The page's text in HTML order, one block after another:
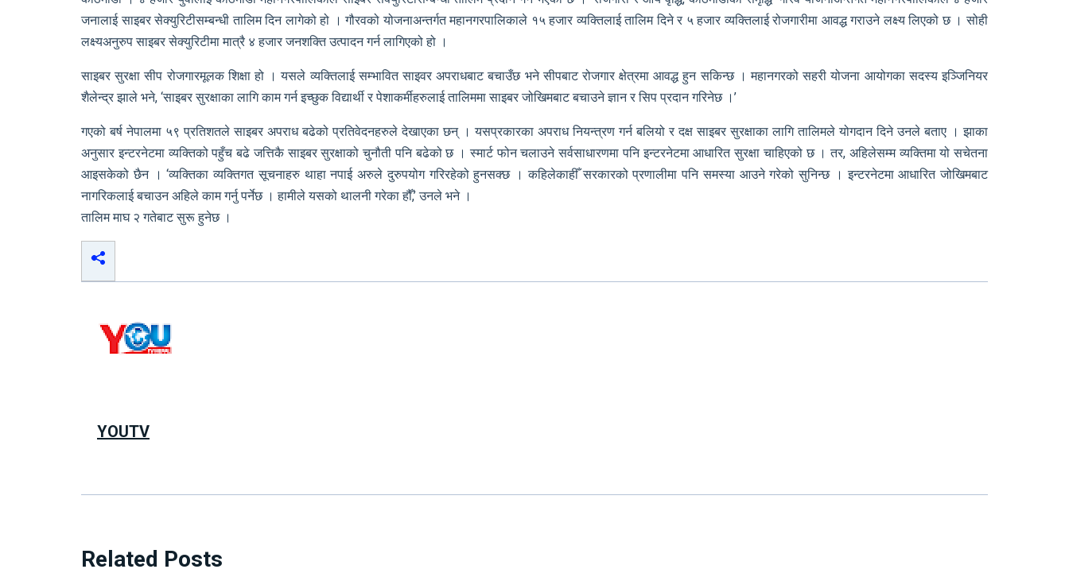
जनालाई साइबर सेक्युरिटीसम्बन्धी तालिम दिन लागेको हो । गौरवको योजनाअन्तर्गत महानगरपालिकाले १५ हजार व्यक्तिलाई तालिम दिने र ५ हजार व्यक्तिलाई रोजगारीमा आवद्ध गराउने लक्ष्य लिएको छ । सोही
लक्ष्यअनुरुप साइबर सेक्युरिटीमा मात्रै ४ हजार जनशक्ति उत्पादन गर्न लागिएको हो ।
साइबर सुरक्षा सीप रोजगारमूलक शिक्षा हो । यसले व्यक्तिलाई सम्भावित साइवर अपराधबाट बचाउँछ भने सीपबाट रोजगार क्षेत्रमा आवद्ध हुन सकिन्छ । महानगरको सहरी योजना आयोगका सदस्य इञ्जिनियर
शैलेन्द्र झाले भने, ‘साइबर सुरक्षाका लागि काम गर्न इच्छुक विद्यार्थी र पेशाकर्मीहरुलाई तालिममा साइबर जोखिमबाट बचाउने ज्ञान र सिप प्रदान गरिनेछ ।’
गएको बर्ष नेपालमा ५९ प्रतिशतले साइबर अपराध बढेको प्रतिवेदनहरुले देखाएका छन् । यसप्रकारका अपराध नियन्त्रण गर्न बलियो र दक्ष साइबर सुरक्षाका लागि तालिमले योगदान दिने उनले बताए । झाका
अनुसार इन्टरनेटमा व्यक्तिको पहुँच बढे जत्तिकै साइबर सुरक्षाको चुनौती पनि बढेको छ । स्मार्ट फोन चलाउने सर्वसाधारणमा पनि इन्टरनेटमा आधारित सुरक्षा चाहिएको छ । तर, अहिलेसम्म व्यक्तिमा यो सचेतना
आइसकेको छैन । ‘व्यक्तिका व्यक्तिगत सूचनाहरु थाहा नपाई अरुले दुरुपयोग गरिरहेको हुनसक्छ । कहिलेकाहीँ सरकारको प्रणालीमा पनि समस्या आउने गरेको सुनिन्छ । इन्टरनेटमा आधारित जोखिमबाट
नागरिकलाई बचाउन अहिले काम गर्नु पर्नेछ । हामीले यसको थालनी गरेका हौँ,’ उनले भने ।
तालिम माघ २ गतेबाट सुरू हुनेछ ।
YOUTV
Related Posts